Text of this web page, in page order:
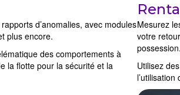
d’anomalies, avec modules
plus encore.
des comportements à
la flotte pour la sécurité et la
Mesurez
votre
possession.
Utilisez